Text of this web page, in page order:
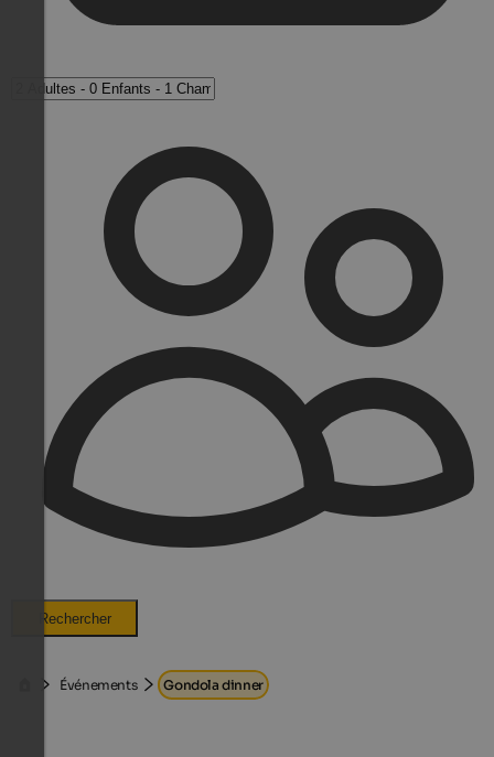
Rechercher
Événements Gondola dinner